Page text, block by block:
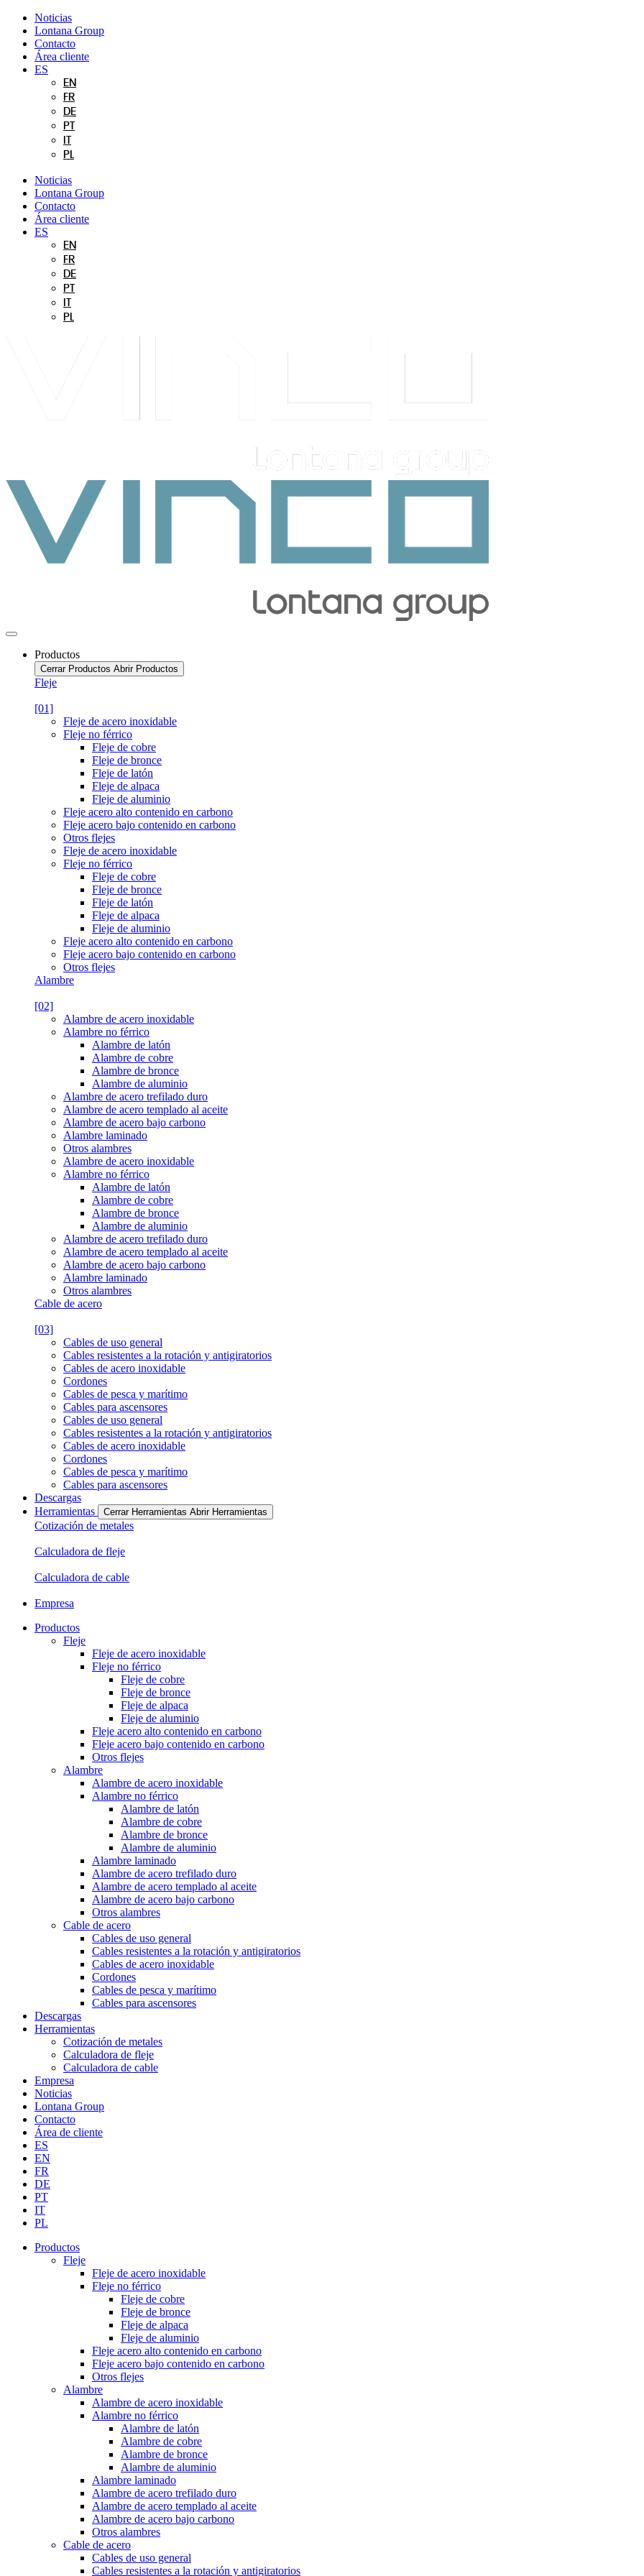
contenido
Noticias
Lontana Group
Contacto
Área cliente
ES
EN
FR
DE
PT
PL
Noticias
Lontana Group
Contacto
Área cliente
ES
EN
FR
DE
PT
PL
Productos
Cerrar Productos Abrir Productos
Fleje
[01]
Fleje de acero inoxidable
Fleje no férrico
Fleje de cobre
Fleje de bronce
Fleje de latón
Fleje de alpaca
Fleje de aluminio
Fleje acero alto contenido en carbono
Fleje acero bajo contenido en carbono
Otros flejes
Fleje de acero inoxidable
Fleje no férrico
Fleje de cobre
Fleje de bronce
Fleje de latón
Fleje de alpaca
Fleje de aluminio
Fleje acero alto contenido en carbono
Fleje acero bajo contenido en carbono
Otros flejes
Alambre
[02]
Alambre de acero inoxidable
Alambre no férrico
Alambre de latón
Alambre de cobre
Alambre de bronce
Alambre de aluminio
Alambre de acero trefilado duro
Alambre de acero templado al aceite
Alambre de acero bajo carbono
Alambre laminado
Otros alambres
Alambre de acero inoxidable
Alambre no férrico
Alambre de latón
Alambre de cobre
Alambre de bronce
Alambre de aluminio
Alambre de acero trefilado duro
Alambre de acero templado al aceite
Alambre de acero bajo carbono
Alambre laminado
Otros alambres
Cable de acero
[03]
Cables de uso general
Cables resistentes a la rotación y antigiratorios
Cables de acero inoxidable
Cordones
Cables de pesca y marítimo
Cables para ascensores
Cables de uso general
Cables resistentes a la rotación y antigiratorios
Cables de acero inoxidable
Cordones
Cables de pesca y marítimo
Cables para ascensores
Descargas
Herramientas
Cerrar Herramientas Abrir Herramientas
Cotización de metales
Calculadora de fleje
Calculadora de cable
Empresa
Productos
Fleje
Fleje de acero inoxidable
Fleje no férrico
Fleje de cobre
Fleje de bronce
Fleje de alpaca
Fleje de aluminio
Fleje acero alto contenido en carbono
Fleje acero bajo contenido en carbono
Otros flejes
Alambre
Alambre de acero inoxidable
Alambre no férrico
Alambre de latón
Alambre de cobre
Alambre de bronce
Alambre de aluminio
Alambre laminado
Alambre de acero trefilado duro
Alambre de acero templado al aceite
Alambre de acero bajo carbono
Otros alambres
Cable de acero
Cables de uso general
Cables resistentes a la rotación y antigiratorios
Cables de acero inoxidable
Cordones
Cables de pesca y marítimo
Cables para ascensores
Descargas
Herramientas
Cotización de metales
Calculadora de fleje
Calculadora de cable
Empresa
Noticias
Lontana Group
Contacto
Área de cliente
ES
EN
FR
DE
PT
IT
PL
Productos
Fleje
Fleje de acero inoxidable
Fleje no férrico
Fleje de cobre
Fleje de bronce
Fleje de alpaca
Fleje de aluminio
Fleje acero alto contenido en carbono
Fleje acero bajo contenido en carbono
Otros flejes
Alambre
Alambre de acero inoxidable
Alambre no férrico
Alambre de latón
Alambre de cobre
Alambre de bronce
Alambre de aluminio
Alambre laminado
Alambre de acero trefilado duro
Alambre de acero templado al aceite
Alambre de acero bajo carbono
Otros alambres
Cable de acero
Cables de uso general
Cables resistentes a la rotación y antigiratorios